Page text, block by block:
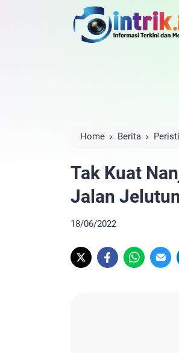
Home Berita
Tak Kuat
Jalan
18/06/2022